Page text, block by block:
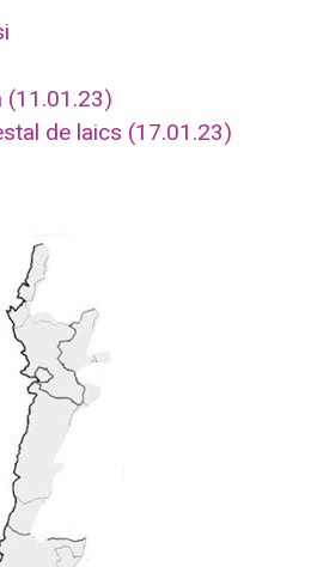
(11.01.23)
de laics (17.01.23)